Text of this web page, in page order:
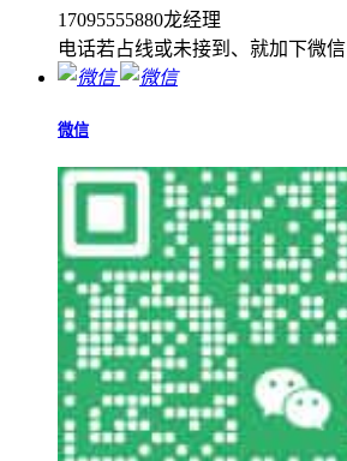
17095555880龙经理
电话若占线或未接到、就加下微信
微信